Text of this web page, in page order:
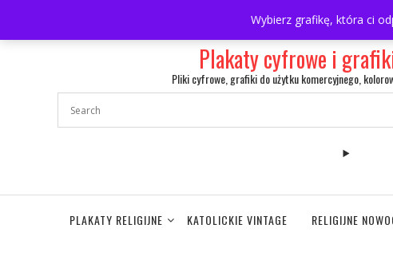
Wybierz grafikę, która ci
content
Plakaty cyfrowe i
Pliki cyfrowe, grafiki do użytku komercyjnego,
PLAKATY RELIGIJNE KATOLICKIE VINTAGE RELIGIJNE